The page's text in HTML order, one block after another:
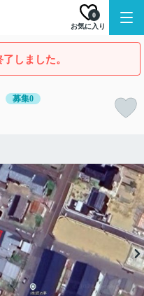
お気に入り
0
しました。
募集0